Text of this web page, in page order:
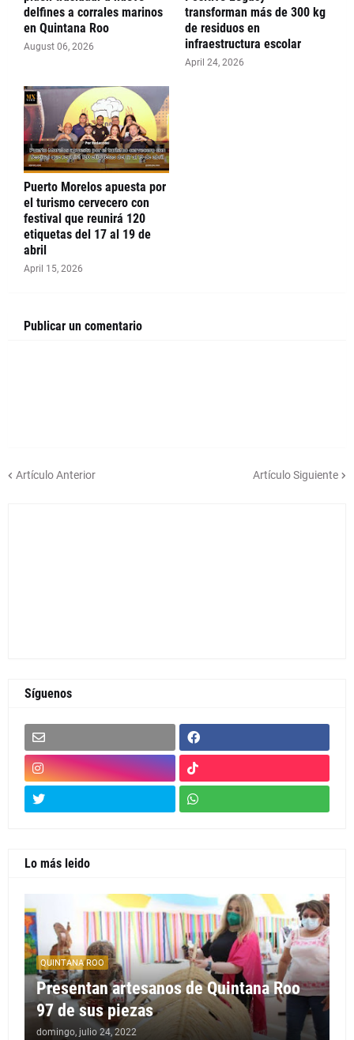
delfines a corrales marinos
en Quintana Roo
August 06, 2026
transforman más de 300 kg
de residuos en
infraestructura escolar
April 24, 2026
Puerto Morelos apuesta por
el turismo cervecero con
festival que reunirá 120
etiquetas del 17 al 19 de
abril
April 15, 2026
Publicar un comentario
Artículo Anterior Artículo Siguiente
Síguenos
Lo más leido
QUINTANA ROO
Presentan artesanos de Quintana Roo
97 de sus piezas
domingo, julio 24, 2022